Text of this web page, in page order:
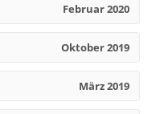
Februar 2020
Oktober 2019
März 2019